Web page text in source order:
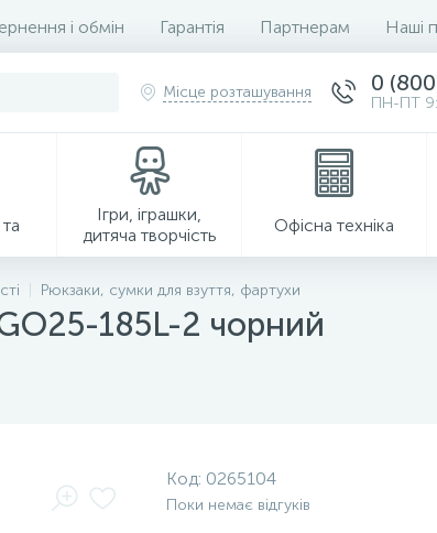
і обмін Гарантія Партнерам Наші
Місце розташування 0
ПН-ПТ
Ігри, іграшки,
дитяча творчість
Офісна техніка
Господарські товари
Рюкзаки, сумки для взуття, фартухи
185L-2 чорний
Код: 0265104
Поки немає відгуків